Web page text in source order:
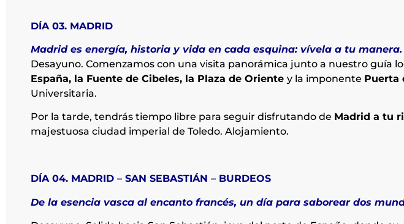
DÍA 03. MADRID
Madrid es energía, historia y vida en cada esquina: vívela a tu manera.
Desayuno. Comenzamos con una visita panorámica junto a nuestro guía
España, la Fuente de Cibeles, la Plaza de Oriente y la imponente Puerta
Universitaria.
Por la tarde, tendrás tiempo libre para seguir disfrutando de Madrid a tu
majestuosa ciudad imperial de Toledo. Alojamiento.
DÍA 04. MADRID – SAN SEBASTIÁN – BURDEOS
De la esencia vasca al encanto francés, un día para saborear dos